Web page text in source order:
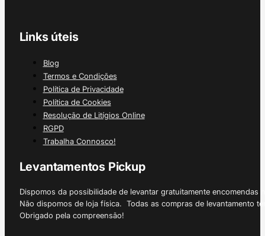
Links úteis
Blog
Termos e Condições
Política de Privacidade
Política de Cookies
Resolução de Litígios Online
RGPD
Trabalha Connosco!
Levantamentos Pickup
Dispomos da possibilidade de levantar gratuitamente
Não dispomos de loja física. Todas as compras de levantamento
Obrigado pela compreensão!